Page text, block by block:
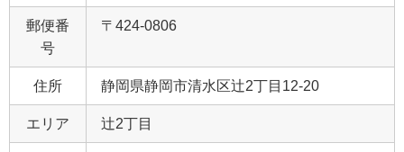
郵便番
号
〒424-0806
住所 静岡県静岡市清水区辻2丁目12‐20
エリア 辻2丁目